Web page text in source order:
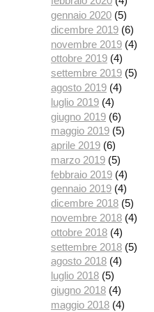
gennaio 2020 (5)
dicembre 2019 (6)
novembre 2019 (4)
ottobre 2019 (4)
settembre 2019 (5)
agosto 2019 (4)
luglio 2019 (4)
giugno 2019 (6)
maggio 2019 (5)
aprile 2019 (6)
marzo 2019 (5)
febbraio 2019 (4)
gennaio 2019 (4)
dicembre 2018 (5)
novembre 2018 (4)
ottobre 2018 (4)
settembre 2018 (5)
agosto 2018 (4)
luglio 2018 (5)
giugno 2018 (4)
maggio 2018 (4)